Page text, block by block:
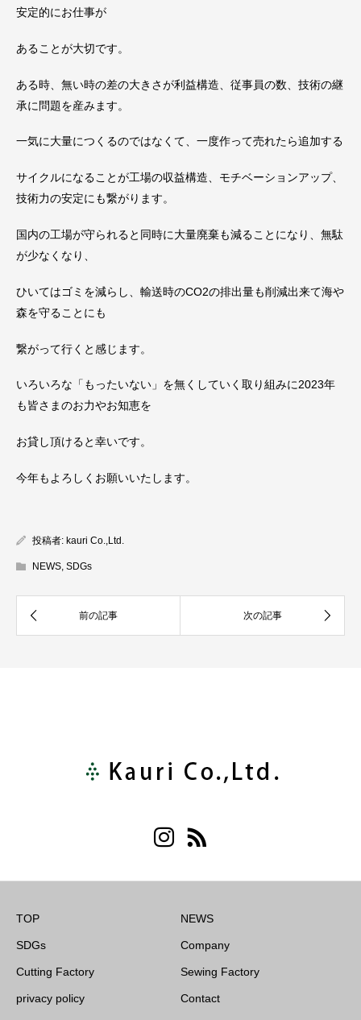
安定的にお仕事が
あることが大切です。
ある時、無い時の差の大きさが利益構造、従事員の数、技術の継
承に問題を産みます。
一気に大量につくるのではなくて、一度作って売れたら追加する
サイクルになることが工場の収益構造、モチベーションアップ、
技術力の安定にも繋がります。
国内の工場が守られると同時に大量廃棄も減ることになり、無駄
が少なくなり、
ひいてはゴミを減らし、輸送時のCO2の排出量も削減出来て海や
森を守ることにも
繋がって行くと感じます。
いろいろな「もったいない」を無くしていく取り組みに2023年
も皆さまのお力やお知恵を
お貸し頂けると幸いです。
今年もよろしくお願いいたします。
投稿者: kauri Co.,Ltd.
NEWS, SDGs
TOP NEWS
SDGs Company
Cutting Factory Sewing Factory
privacy policy Contact